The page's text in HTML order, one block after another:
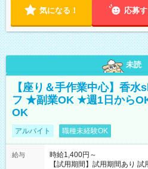
気になる！ 応募
未読
【座り＆手作業中心】香水
フ ★副業OK ★週1日から
OK
アルバイト 職種未経験OK
給与
時給1,400円～
【試用期間】試用期間あり